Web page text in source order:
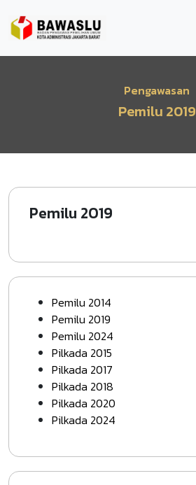
Pengawasan
Pemilu 2019
Pemilu 2019
Pemilu 2014
Pemilu 2019
Pemilu 2024
Pilkada 2015
Pilkada 2017
Pilkada 2018
Pilkada 2020
Pilkada 2024